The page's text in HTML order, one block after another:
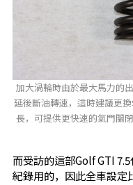
加大渦輪時由於最大馬力的
延後斷油轉速，這時建議更
長，可提供更快速的氣門關
而受訪的這部Golf GTI
紀錄用的，因此全車設定